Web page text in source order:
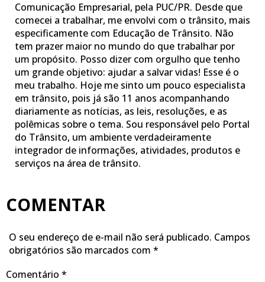
Comunicação Empresarial, pela PUC/PR. Desde que
comecei a trabalhar, me envolvi com o trânsito, mais
especificamente com Educação de Trânsito. Não
tem prazer maior no mundo do que trabalhar por
um propósito. Posso dizer com orgulho que tenho
um grande objetivo: ajudar a salvar vidas! Esse é o
meu trabalho. Hoje me sinto um pouco especialista
em trânsito, pois já são 11 anos acompanhando
diariamente as notícias, as leis, resoluções, e as
polêmicas sobre o tema. Sou responsável pelo Portal
do Trânsito, um ambiente verdadeiramente
integrador de informações, atividades, produtos e
serviços na área de trânsito.
COMENTAR
O seu endereço de e-mail não será publicado. Campos
obrigatórios são marcados com *
Comentário *